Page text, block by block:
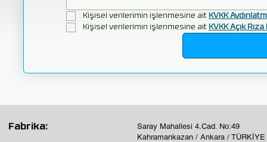
Kişisel verilerimin işlenmesine ait KVKK
Kişisel verilerimin işlenmesine ait KVKK Açık
Fabrika:
Saray Mahallesi 4.Cad. No:49
Kahramankazan / Ankara / TÜRKİYE